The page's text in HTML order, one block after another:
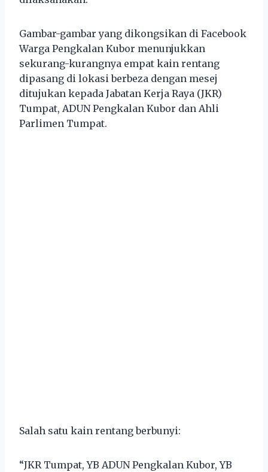
Gambar-gambar yang dikongsikan di Facebook
Warga Pengkalan Kubor menunjukkan
sekurang-kurangnya empat kain rentang
dipasang di lokasi berbeza dengan mesej
ditujukan kepada Jabatan Kerja Raya (JKR)
Tumpat, ADUN Pengkalan Kubor dan Ahli
Parlimen Tumpat.
Salah satu kain rentang berbunyi:
“JKR Tumpat, YB ADUN Pengkalan Kubor, YB